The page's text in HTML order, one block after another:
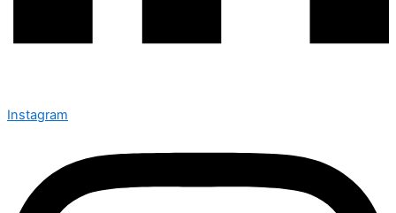
Instagram